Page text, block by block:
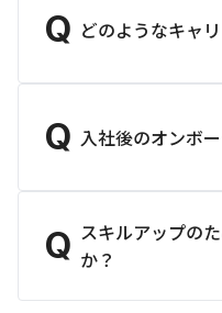
Q どのようなキャ
Q 入社後のオンボ
Q スキルアップの
か？